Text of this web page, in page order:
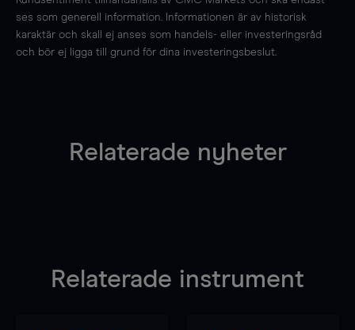
ses som generell information. Informationen är av historisk
karaktär och skall ej anses som handels- eller investeringsråd
och bör ej ligga till grund för dina investeringsbeslut.
Relaterade nyheter
Relaterade instrument